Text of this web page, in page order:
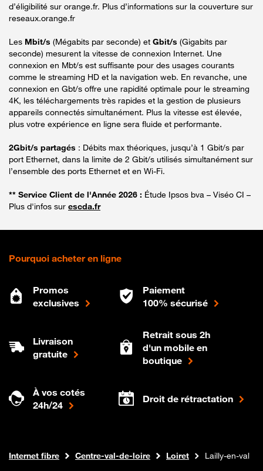
d’éligibilité sur orange.fr. Plus d’informations sur la couverture sur
reseaux.orange.fr
Les Mbit/s (Mégabits par seconde) et Gbit/s (Gigabits par
seconde) mesurent la vitesse de connexion Internet. Une
connexion en Mbt/s est suffisante pour des usages courants
comme le streaming HD et la navigation web. En revanche, une
connexion en Gbt/s offre une rapidité optimale pour le streaming
4K, les téléchargements très rapides et la gestion de plusieurs
appareils connectés simultanément. Plus la vitesse est élevée,
plus votre expérience en ligne sera fluide et performante.
2Gbit/s partagés : Débits max théoriques, jusqu’à 1 Gbit/s par
port Ethernet, dans la limite de 2 Gbit/s utilisés simultanément sur
l’ensemble des ports Ethernet et en Wi-Fi.
** Service Client de l'Année 2026 : Étude Ipsos bva – Viséo CI –
Plus d'infos sur escda.fr
Pourquoi acheter en ligne
Promos
exclusives
Paiement
100% sécurisé
Livraison
gratuite
Retrait sous 2h
d'un mobile en
boutique
À vos cotés
24h/24
Droit de rétractation
Boutique Orange
Internet fibre Centre-val-de-loire Loiret Lailly-en-val